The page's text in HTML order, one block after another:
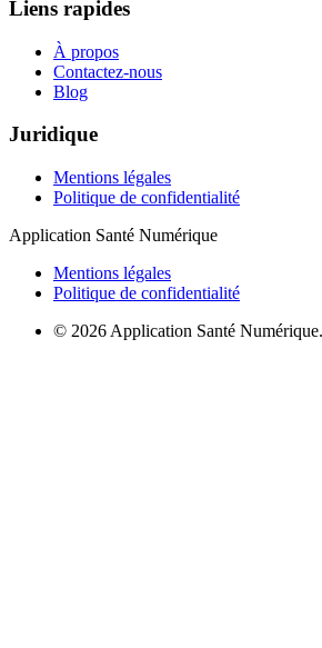
Liens rapides
À propos
Contactez-nous
Blog
Juridique
Mentions légales
Politique de confidentialité
Application Santé Numérique
Mentions légales
Politique de confidentialité
© 2026 Application Santé